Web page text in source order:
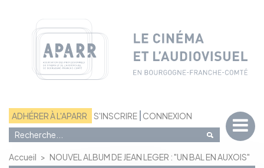
ADHÉRER À L'APARR S'INSCRIRE CONNEXION
Accueil > NOUVEL ALBUM DE JEAN LEGER : "UN BAL EN AUXOIS"